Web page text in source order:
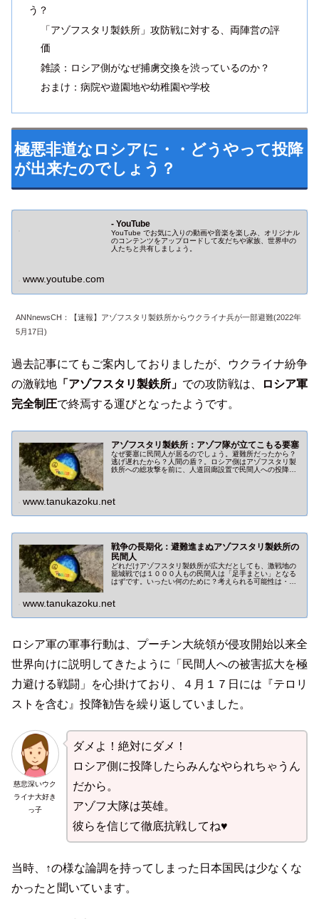
う？
「アゾフスタリ製鉄所」攻防戦に対する、両陣営の評
価
雑談：ロシア側がなぜ捕虜交換を渋っているのか？
おまけ：病院や遊園地や幼稚園や学校
極悪非道なロシアに・・どうやって投降
が出来たのでしょう？
- YouTube
YouTube でお気に入りの動画や音楽を楽しみ、オリジナル
のコンテンツをアップロードして友だちや家族、世界中の
人たちと共有しましょう。
www.youtube.com
ANNnewsCH：【速報】アゾフスタリ製鉄所からウクライナ兵が一部避難(2022年
5月17日)
過去記事にてもご案内しておりましたが、ウクライナ紛争
の激戦地 「アゾフスタリ製鉄所」 での攻防戦は、
ロシア軍
完全制圧で終焉する運びとなったようです。
アゾフスタリ製鉄所：アゾフ隊が立てこもる要塞
なぜ要塞に民間人が居るのでしょう。避難所だったから？
逃げ遅れたから？人間の盾？。ロシア側はアゾフスタリ製
鉄所への総攻撃を前に、人道回廊設置で民間人への投降を
www.tanukazoku.net
戦争の長期化：避難進まぬアゾフスタリ製鉄所の
民間人
どれだけアゾフスタリ製鉄所が広大だとしても、激戦地の
籠城戦では１０００人もの民間人は「足手まとい」となる
はずです。いったい何のために？考えられる可能性は・・
www.tanukazoku.net
ロシア軍の軍事行動は、プーチン大統領が侵攻開始以来全
世界向けに説明してきたように「民間人への被害拡大を極
力避ける戦闘」を心掛けており、４月１７日には『テロリ
ストを含む』投降勧告を繰り返していました。
慈悲深いウク
ライナ大好き
っ子
ダメよ！絶対にダメ！
ロシア側に投降したらみんなやられちゃうん
だから。
アゾフ大隊は英雄。
彼らを信じて徹底抗戦してね♥
当時、↑の様な論調を持ってしまった日本国民は少なくな
かったと聞いています。